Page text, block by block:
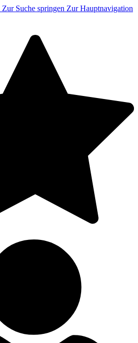
Zur Suche springen Zur Hauptnavigation